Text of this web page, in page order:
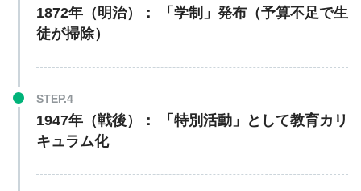
1872年（明治）：
「学制」発布（予算不足で生
徒が掃除）
1947年（戦後）：
「特別活動」として教育カリ
キュラム化